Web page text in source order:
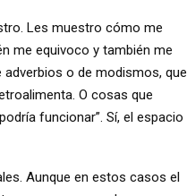
Les muestro cómo me
me equivoco y también me
o de modismos, que
O cosas que
funcionar”. Sí, el espacio
Aunque en estos casos el